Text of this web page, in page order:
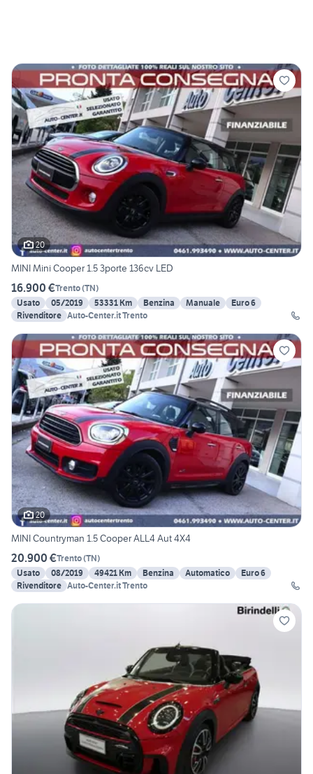
20
MINI Mini Cooper 1.5 3porte 136cv LED
16.900 €Trento(TN)
Usato
05/2019 53331 Km Benzina Manuale
Euro 6
Rivenditore Auto-Center.it Trento
20
MINI Countryman 1.5 Cooper ALL4 Aut 4X4
20.900 €Trento(TN)
Usato
08/2019 49421 Km Benzina Automatico
Euro 6
Rivenditore Auto-Center.it Trento